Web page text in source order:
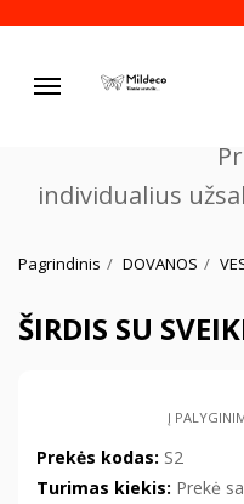
Navigacija
individualius
Pagrindinis DOVANOS
ŠIRDIS SU
Į
Prekės kodas: S2
Turimas kiekis: Prekė